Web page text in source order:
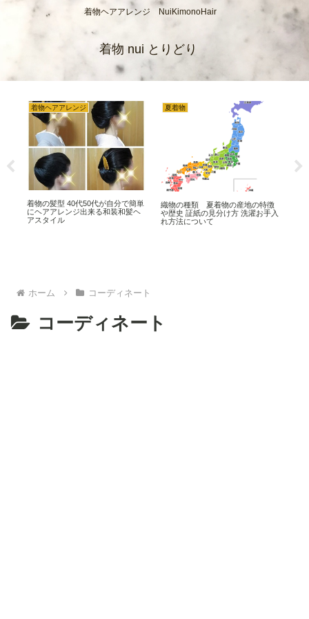
着物ヘアアレンジ NuiKimonoHair
着物 nui とりどり
着物ヘアアレンジ
着物の髪型 40代50代が自分で簡単
にヘアアレンジ出来る和装和髪ヘ
アスタイル
夏着物
織物の種類 夏着物の産地の特徴
や歴史 証紙の見分け方 洗濯お手入
れ方法について
ホーム コーディネート
コーディネート